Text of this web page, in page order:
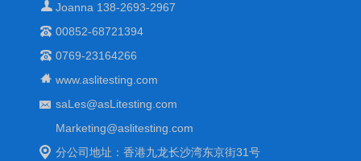
Joanna 138-2693-2967
00852-68721394
0769-23164266
www.aslitesting.com
saLes@asLitesting.com
Marketing@aslitesting.com
分公司地址：香港九龙长沙湾东京街31号